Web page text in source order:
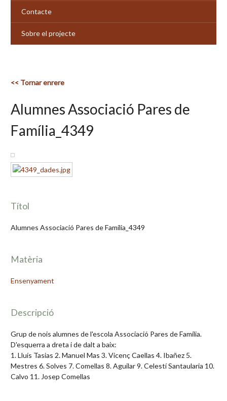
Contacte
Sobre el projecte
<< Tornar enrere
Alumnes Associació Pares de
Família_4349
Títol
Alumnes Associació Pares de Família_4349
Matèria
Ensenyament
Descripció
Grup de nois alumnes de l'escola Associació Pares de Família.
D'esquerra a dreta i de dalt a baix:
1. Lluís Tasias 2. Manuel Mas 3. Vicenç Caellas 4. Ibañez 5.
Mestres 6. Solves 7. Comellas 8. Aguilar 9. Celestí Santaularia 10.
Calvo 11. Josep Comellas